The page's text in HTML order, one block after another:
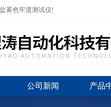
雾色牢度测试仪!
公司新闻 产品